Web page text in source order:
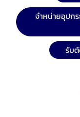
จำหน่ายอุปก
รับ